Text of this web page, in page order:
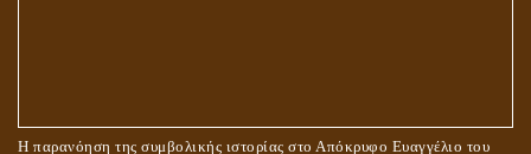
Η παρανόηση της συμβολικής ιστορίας στο Απόκρυφο Ευαγγέλιο του